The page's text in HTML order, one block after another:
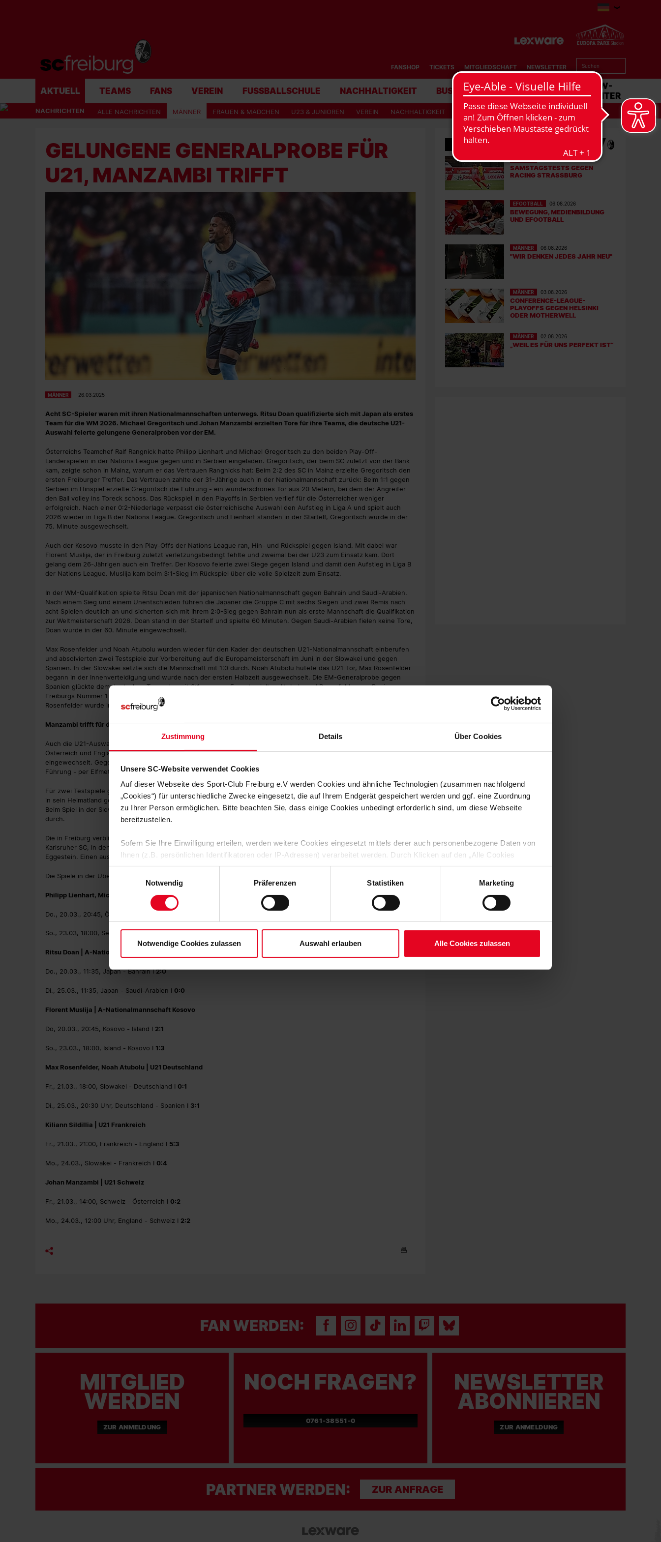
Zustimmung Details Über Cookies
Unsere SC-Website verwendet Cookies
Auf dieser Webseite des Sport-Club Freiburg e.V werden Cookies und ähnliche Technologien (zusammen nachfolgend
„Cookies“) für unterschiedliche Zwecke eingesetzt, die auf Ihrem Endgerät gespeichert werden und ggf. eine Zuordnung
zu Ihrer Person ermöglichen. Bitte beachten Sie, dass einige Cookies unbedingt erforderlich sind, um diese Webseite
bereitzustellen.
Sofern Sie Ihre Einwilligung erteilen, werden weitere Cookies eingesetzt mittels derer auch personenbezogene Daten von
Ihnen (z.B. persönlichen Identifikatoren oder IP-Adressen) verarbeitet werden. Durch Klicken auf den „Alle Cookies
zulassen“-Button stimmen Sie der Speicherung aller aufgeführten Cookies und der entsprechenden Verarbeitung Ihrer
personenbezogenen Daten für die unten jeweils angegebene Zwecke gem. § 25 Abs. 1 TDDDG, Art. 6 Abs. 1 lit. a DSGVO
Soweit Sie „Notwendige Cookies“ auswählen, werden nur unbedingt erforderliche Cookies eingesetzt. Ihre etwaig erteilten
Notwendig
Präferenzen Statistiken Marketing
Notwendige Cookies zulassen Auswahl erlauben Alle Cookies zulassen
FANSHOP TICKETS MITGLIEDSCHAFT NEWSLETTER
AKTUELL TEAMS FANS VEREIN FUSSBALLSCHULE NACHHALTIGKEIT BUSINESS STADION MATCHCENTER
NACHRICHTEN ALLE NACHRICHTEN MÄNNER FRAUEN & MÄDCHEN U23 & JUNIOREN VEREIN NACHHALTIGKEIT
GELUNGENE GENERALPROBE FÜR
U21, MANZAMBI TRIFFT
MÄNNER 26.03.2025
Acht SC-Spieler waren mit ihren Nationalmannschaften unterwegs. Ritsu Doan qualifizierte sich mit Japan als erstes
Team für die WM 2026. Michael Gregoritsch und Johan Manzambi erzielten Tore für ihre Teams, die deutsche U21-
Auswahl feierte gelungene Generalproben vor der EM.
Österreichs Teamchef Ralf Rangnick hatte Philipp Lienhart und Michael Gregoritsch zu den beiden Play-Off-
Länderspielen in der Nations League gegen und in Serbien eingeladen. Gregoritsch, der beim SC zuletzt von der Bank
kam, zeigte schon in Mainz, warum er das Vertrauen Rangnicks hat: Beim 2:2 des SC in Mainz erzielte Gregoritsch den
ersten Freiburger Treffer. Das Vertrauen zahlte der 31-Jährige auch in der Nationalmannschaft zurück: Beim 1:1 gegen
Serbien im Hinspiel erzielte Gregoritsch die Führung - ein wunderschönes Tor aus 20 Metern, bei dem der Angreifer
den Ball volley ins Toreck schoss. Das Rückspiel in den Playoffs in Serbien verlief für die Österreicher weniger
erfolgreich. Nach einer 0:2-Niederlage verpasst die österreichische Auswahl den Aufstieg in Liga A und spielt auch
2026 wieder in Liga B der Nations League. Gregoritsch und Lienhart standen in der Startelf, Gregoritsch wurde in der
75. Minute ausgewechselt.
Auch der Kosovo musste in den Play-Offs der Nations League ran, Hin- und Rückspiel gegen Island. Mit dabei war
Florent Muslija, der in Freiburg zuletzt verletzungsbedingt fehlte und zweimal bei der U23 zum Einsatz kam. Dort
gelang dem 26-Jährigen auch ein Treffer. Der Kosovo feierte zwei Siege gegen Island und damit den Aufstieg in Liga B
der Nations League. Muslija kam beim 3:1-Sieg im Rückspiel über die volle Spielzeit zum Einsatz.
In der WM-Qualifikation spielte Ritsu Doan mit der japanischen Nationalmannschaft gegen Bahrain und Saudi-Arabien.
Nach einem Sieg und einem Unentschieden führen die Japaner die Gruppe C mit sechs Siegen und zwei Remis nach
acht Spielen deutlich an und sicherten sich mit ihrem 2:0-Sieg gegen Bahrain nun als erste Mannschaft die Qualifikation
zur Weltmeisterschaft 2026. Doan stand in der Startelf und spielte 60 Minuten. Gegen Saudi-Arabien fielen keine Tore,
Doan wurde in der 60. Minute eingewechselt.
Max Rosenfelder und Noah Atubolu wurden wieder für den Kader der deutschen U21-Nationalmannschaft einberufen
und absolvierten zwei Testspiele zur Vorbereitung auf die Europameisterschaft im Juni in der Slowakei und gegen
Spanien. In der Slowakei setzte sich die Mannschaft mit 1:0 durch. Noah Atubolu hütete das U21-Tor, Max Rosenfelder
begann in der Innenverteidigung und wurde nach der ersten Halbzeit ausgewechselt. Die EM-Generalprobe gegen
Spanien glückte dem deutschen Team, das mit 3:1 gewann. Erneut spielten Atubolu und Rosenfelder von Beginn an,
Freiburgs Nummer 1 wurde von den Spaniern kaum geprüft, beim Gegentreffer war Atubolu ohne Abwehrchance.
Rosenfelder wurde in der 63. Minute ausgewechselt.
Manzambi trifft für die Schweiz
Auch die U21-Auswahl der Schweiz, für die Johan Manzambi nominiert wurde, absolvierte zwei Länderspiele gegen
Österreich und England. Beim ersten Spiel, das aus Schweizer Sicht 0:2 endete, wurde Manzambi in der 75. Minute
eingewechselt. Gegen England stand der Mittelfeldspieler in der Startelf und erzielte die zwischenzeitliche 2:1-
Führung - per Elfmeter. Das Spiel endete 2:2.
Für zwei Testspiele gegen England und die Slowakei mit der französischen U21-Nationalmannschaft war Kiliann Sildillia
in sein Heimatland gereist. Die Franzosen setzten sich gegen England mit 5:3 durch, Sildillia kam nicht zum Einsatz.
Beim Spiel in der Slowakei, das die Franzosen mit 4:0 für sich entschieden, stand Sildillia in der Startelf und spielte
durch.
Die in Freiburg verbliebenen SC-Spieler nutzten die Länderspielpause für ein nicht öffentliches Testspiel gegen den
Karlsruher SC, in dem sich der Zweitligist mit 2:1 durchsetzte. Den Treffer für den Sport-Club erzielte Maximilian
Eggestein. Einen ausführlichen Spielbericht gibt es hier.
Die Spiele in der Übersicht:
Philipp Lienhart, Michael Gregoritsch | A-Nationalmannschaft Österreich
Do., 20.03., 20:45, Österreich - Serbien I
So., 23.03, 18:00, Serbien - Österreich I2:0
Ritsu Doan | A-Nationalmannschaft Japan
Do., 20.03., 11:35, Japan - Bahrain I2:0
Di., 25.03., 11:35, Japan - Saudi-Arabien I 0:0
Florent Muslija | A-Nationalmannschaft Kosovo
Do, 20.03., 20:45, Kosovo - Island I 2:1
So., 23.03., 18:00, Island - Kosovo I 1:3
Max Rosenfelder, Noah Atubolu | U21 Deutschland
Fr., 21.03., 18:00, Slowakei - Deutschland I 0:1
Di., 25.03., 20:30 Uhr, Deutschland - Spanien I 3:1
Kiliann Sildillia | U21 Frankreich
Fr., 21.03., 21:00, Frankreich - England I 5:3
Mo., 24.03., Slowakei - Frankreich I 0:4
Johan Manzambi | U21 Schweiz
Fr., 21.03., 14:00, Schweiz - Österreich I 0:2
Mo., 24.03., 12:00 Uhr, England - Schweiz I 2:2
MÄNNER 07.08.2026
SAMSTAGSTESTS GEGEN
RACING STRASSBURG
EFOOTBALL 06.08.2026
BEWEGUNG, MEDIENBILDUNG
UND EFOOTBALL
MÄNNER 06.08.2026
"WIR DENKEN JEDES JAHR NEU"
MÄNNER 03.08.2026
CONFERENCE-LEAGUE-
PLAYOFFS GEGEN HELSINKI
ODER MOTHERWELL
MÄNNER 02.08.2026
„WEIL ES FÜR UNS PERFEKT IST“
FAN WERDEN:
MITGLIED
WERDEN
ZUR ANMELDUNG
NOCH FRAGEN?
0761-38551-0
NEWSLETTER
ABONNIEREN
ZUR ANMELDUNG
PARTNER WERDEN: ZUR ANFRAGE